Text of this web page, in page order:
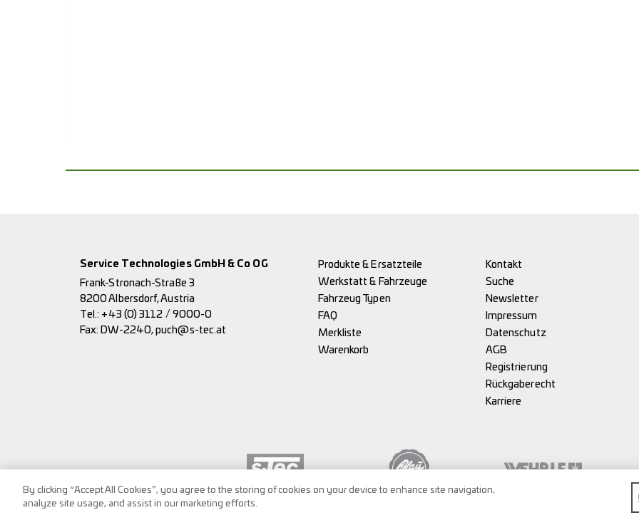
Service Technologies GmbH & Co OG
Frank-Stronach-Straße 3
8200 Albersdorf, Austria
Tel.: +43 (0) 3112 / 9000-0
Fax: DW-2240,puch@s-tec.at
Produkte & Ersatzteile
Werkstatt & Fahrzeuge
Fahrzeug Typen
FAQ
Merkliste
Warenkorb
Kontakt
Suche
Newsletter
Impressum
Datenschutz
AGB
Registrierung
Rückgaberecht
Karriere
By clicking “Accept All Cookies”, you agree to the storing of cookies on your device to enhance site navigation,
analyze site usage, and assist in our marketing efforts.